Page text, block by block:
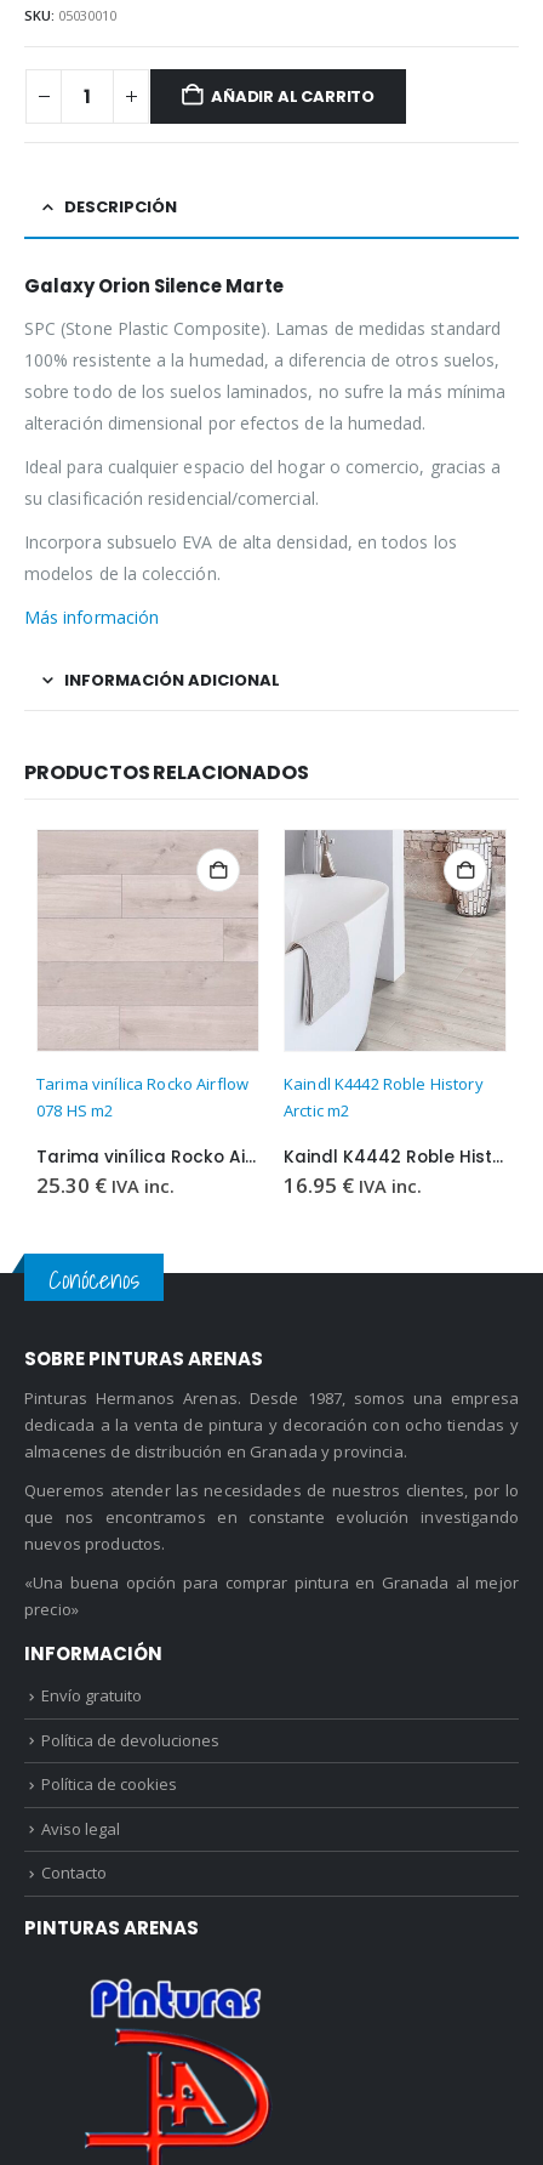
SKU: 05030010
AÑADIR AL CARRITO
DESCRIPCIÓN
Galaxy Orion Silence Marte
SPC (Stone Plastic Composite). Lamas de medidas standard
100% resistente a la humedad, a diferencia de otros suelos,
sobre todo de los suelos laminados, no sufre la más mínima
alteración dimensional por efectos de la humedad.
Ideal para cualquier espacio del hogar o comercio, gracias a
su clasificación residencial/comercial.
Incorpora subsuelo EVA de alta densidad, en todos los
modelos de la colección.
Más información
INFORMACIÓN ADICIONAL
PRODUCTOS RELACIONADOS
Tarima vinílica Rocko Airflow
078 HS m2
Tarima vinílica Rocko Airflow 078 HS m2
25.30 € IVA inc.
Kaindl K4442 Roble History
Arctic m2
Kaindl K4442 Roble History Arctic m2
16.95 € IVA inc.
Conócenos
SOBRE PINTURAS ARENAS
Pinturas Hermanos Arenas. Desde 1987, somos una empresa
dedicada a la venta de pintura y decoración con ocho tiendas y
almacenes de distribución en Granada y provincia.
Queremos atender las necesidades de nuestros clientes, por lo
que nos encontramos en constante evolución investigando
nuevos productos.
«Una buena opción para comprar pintura en Granada al mejor
precio»
INFORMACIÓN
Envío gratuito
Política de devoluciones
Política de cookies
Aviso legal
Contacto
PINTURAS ARENAS